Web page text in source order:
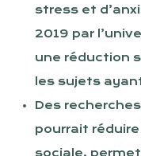
stress et
2019 par
une réduction
les sujets
Des
pourrait
sociale,